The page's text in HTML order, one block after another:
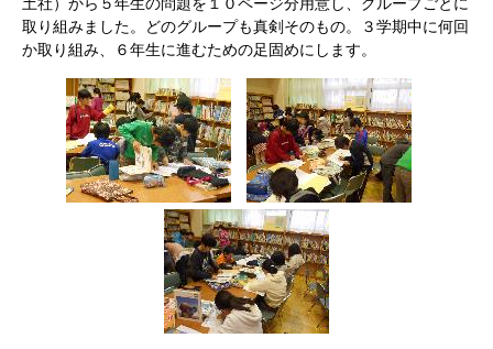
取り組みました。どのグループも真剣そのもの。３学期中に何回
か取り組み、６年生に進むための足固めにします。